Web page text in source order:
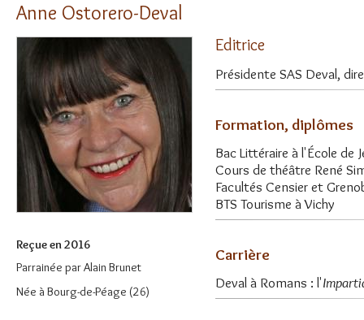
Anne Ostorero-Deval
Reçue en 2016
Parrainée parAlain Brunet
Née à Bourg-de-Péage (26)
Editrice
Présidente SAS Deval,
Formation, diplômes
Bac Littéraire à l'École de
Cours de théâtre René
Facultés Censier et
BTS Tourisme à Vichy
Carrière
Deval à Romans : l'